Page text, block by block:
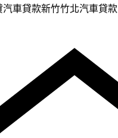
汽車貸款新竹竹北汽車貸款